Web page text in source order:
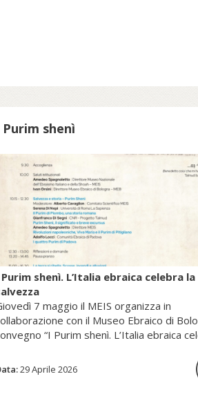
patrimonio della Sede Apostolica,
pubblicato dal Sole 24 Ore (2025).
Scopri di più su fscire.it...
Purim shenì
shenì. L’Italia ebraica celebra la
7 maggio il MEIS organizza in
con il Museo Ebraico di
“I Purim shenì. L’Italia ebraica
29 Aprile 2026